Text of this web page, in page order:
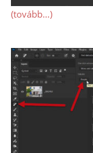
(tovább…)